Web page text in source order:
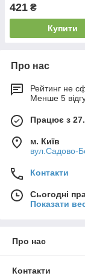
421 ₴
Купити
Про нас
Рейтинг не
Менше 5
Працює з
м. Київ
вул.Садово-
Контакти
Сьогодні
Показати
Про нас
Контакти